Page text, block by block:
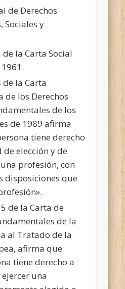
de Derechos
Sociales y
la Carta Social
la Carta
de los Derechos
de los
de 1989 afirma
tiene derecho
elección y de
profesión, con
disposiciones que
de la Carta de
de la
al Tratado de la
afirma que
tiene derecho a
una